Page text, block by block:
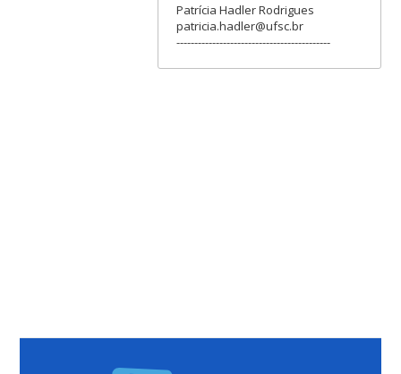
Patrícia Hadler Rodrigues
patricia.hadler@ufsc.br
-------------------------------------------